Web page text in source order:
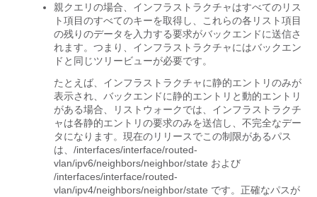
親クエリの場合、インフラストラクチャはすべてのリス
ト項目のすべてのキーを取得し、これらの各リスト項目
の残りのデータを入力する要求がバックエンドに送信さ
れます。つまり、インフラストラクチャにはバックエン
ドと同じツリービューが必要です。
たとえば、インフラストラクチャに静的エントリのみが
表示され、バックエンドに静的エントリと動的エントリ
がある場合、リストウォークでは、インフラストラクチ
ャは各静的エントリの要求のみを送信し、不完全なデー
タになります。現在のリリースでこの制限があるパス
は、/interfaces/interface/routed-
vlan/ipv6/neighbors/neighbor/state および
/interfaces/interface/routed-
vlan/ipv4/neighbors/neighbor/state です。 正確なパスが